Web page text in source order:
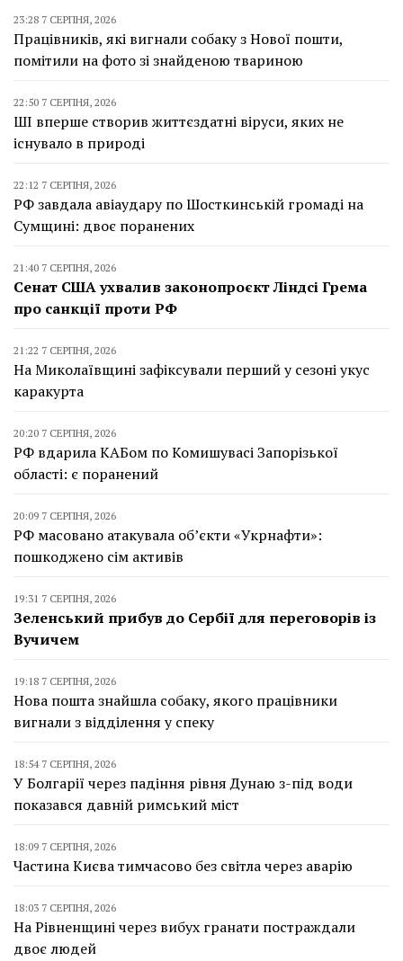
23:28 7 СЕРПНЯ, 2026
Працівників, які вигнали собаку з Нової пошти,
помітили на фото зі знайденою твариною
22:50 7 СЕРПНЯ, 2026
ШІ вперше створив життєздатні віруси, яких не
існувало в природі
22:12 7 СЕРПНЯ, 2026
РФ завдала авіаудару по Шосткинській громаді на
Сумщині: двоє поранених
21:40 7 СЕРПНЯ, 2026
Сенат США ухвалив законопроєкт Ліндсі Грема
про санкції проти РФ
21:22 7 СЕРПНЯ, 2026
На Миколаївщині зафіксували перший у сезоні укус
каракурта
20:20 7 СЕРПНЯ, 2026
РФ вдарила КАБом по Комишувасі Запорізької
області: є поранений
20:09 7 СЕРПНЯ, 2026
РФ масовано атакувала об’єкти «Укрнафти»:
пошкоджено сім активів
19:31 7 СЕРПНЯ, 2026
Зеленський прибув до Сербії для переговорів із
Вучичем
19:18 7 СЕРПНЯ, 2026
Нова пошта знайшла собаку, якого працівники
вигнали з відділення у спеку
18:54 7 СЕРПНЯ, 2026
У Болгарії через падіння рівня Дунаю з-під води
показався давній римський міст
18:09 7 СЕРПНЯ, 2026
Частина Києва тимчасово без світла через аварію
18:03 7 СЕРПНЯ, 2026
На Рівненщині через вибух гранати постраждали
двоє людей